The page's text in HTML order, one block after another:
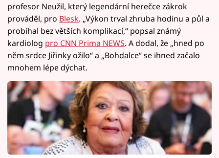
profesor Neužil, který legendární herečce zákrok
prováděl, pro Blesk. „Výkon trval zhruba hodinu a půl a
probíhal bez větších komplikací,“ popsal známý
kardiolog pro CNN Prima NEWS. A dodal, že „hned po
něm srdce Jiřinky ožilo“ a „Bohdalce“ se ihned začalo
mnohem lépe dýchat.